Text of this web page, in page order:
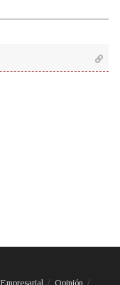
Empresarial Opinión